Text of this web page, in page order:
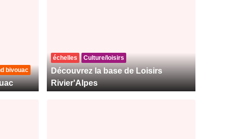
bivouac
échelles Culture/loisirs
Découvrez la base de Loisirs
Rivier'Alpes